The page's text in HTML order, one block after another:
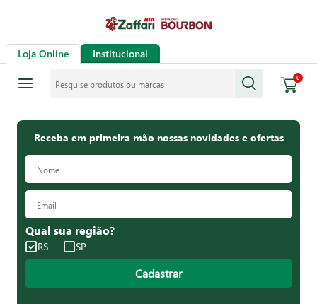
Loja Online Institucional
0
Receba em primeira mão nossas novidades e ofertas
Qual sua região?
RS SP
Cadastrar